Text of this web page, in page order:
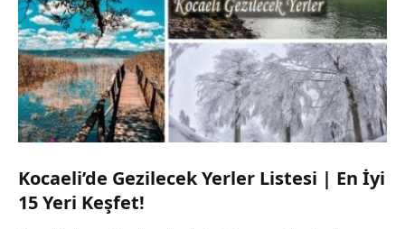
Kocaeli’de Gezilecek Yerler Listesi | En İyi
15 Yeri Keşfet!